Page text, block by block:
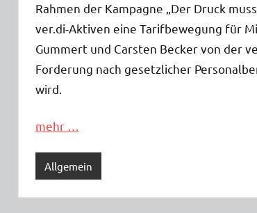
Rahmen der Kampagne „Der Druck
ver.di-Aktiven eine Tarifbewegung für
Gummert und Carsten Becker von der
Forderung nach gesetzlicher
wird.
mehr …
Allgemein